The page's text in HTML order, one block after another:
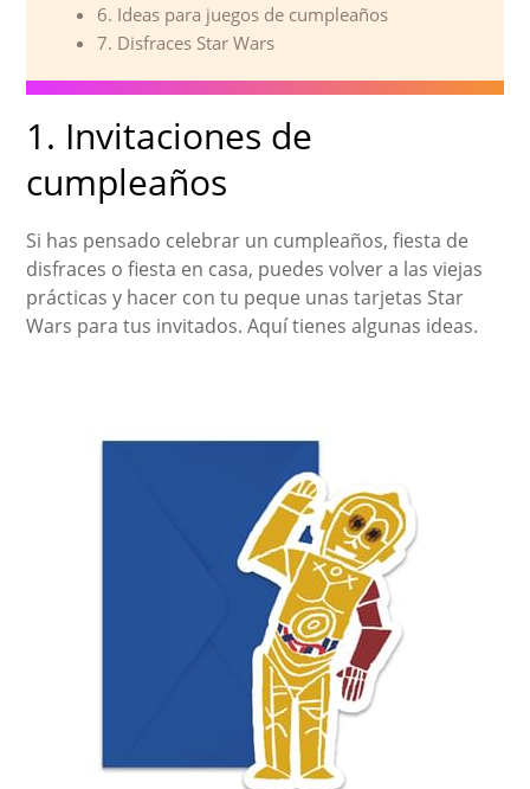
6. Ideas para juegos de cumpleaños
7. Disfraces Star Wars
1. Invitaciones de
cumpleaños
Si has pensado celebrar un cumpleaños, fiesta de
disfraces o fiesta en casa, puedes volver a las viejas
prácticas y hacer con tu peque unas tarjetas Star
Wars para tus invitados. Aquí tienes algunas ideas.